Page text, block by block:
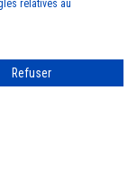
Mentions légales
relatives au
Refuser